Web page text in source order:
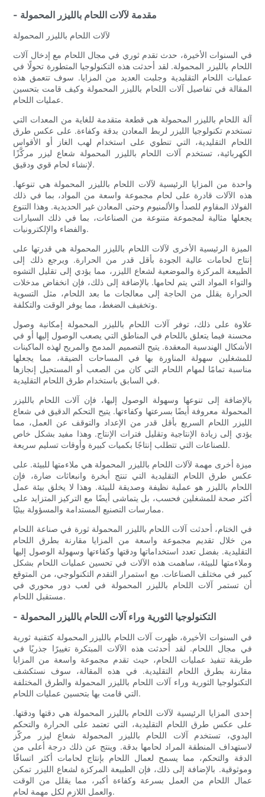
- مقدمة لآلات اللحام بالليزر المحمولة
لآلات اللحام بالليزر المحمولة
في السنوات الأخيرة، حدث تقدم ثوري في مجال اللحام مع إدخال آلات
اللحام بالليزر المحمولة. لقد أحدثت هذه التكنولوجيا المتطورة تحولًا في
عمليات اللحام التقليدية وجلبت العديد من المزايا. سوف تتعمق هذه
المقالة في تفاصيل آلات اللحام بالليزر المحمولة وكيف قامت بتحسين
عمليات اللحام.
آلة اللحام بالليزر المحمولة هي قطعة متقدمة للغاية من المعدات التي
تستخدم تكنولوجيا الليزر لربط المعادن بدقة وكفاءة. على عكس طرق
اللحام التقليدية، التي تنطوي على استخدام لهب الغاز أو الأقواس
الكهربائية، تستخدم آلات اللحام بالليزر المحمولة شعاع ليزر مركَّزًا
لإنشاء لحام قوي ودقيق.
واحدة من المزايا الرئيسية لآلات اللحام بالليزر المحمولة هي تنوعها.
هذه الآلات قادرة على لحام مجموعة واسعة من المواد، بما في ذلك
الفولاذ المقاوم للصدأ والألمنيوم وحتى المعادن غير الحديدية. وهذا التنوع
يجعلها مثالية لمجموعة متنوعة من الصناعات، بما في ذلك السيارات
والفضاء والإلكترونيات.
الميزة الرئيسية الأخرى لآلات اللحام بالليزر المحمولة هي قدرتها على
إنتاج لحامات عالية الجودة بأقل قدر من الحرارة. ويرجع ذلك إلى
الطبيعة المركزة والموضعية لشعاع الليزر، مما يؤدي إلى تقليل التشوه
والتواء المواد التي يتم لحامها. بالإضافة إلى ذلك، فإن انخفاض مدخلات
الحرارة يقلل من الحاجة إلى معالجات ما بعد اللحام، مثل التسوية
وتخفيف الضغط، مما يوفر الوقت والتكلفة.
علاوة على ذلك، توفر آلات اللحام بالليزر المحمولة إمكانية وصول
محسنة فيما يتعلق باللحام في المناطق التي يصعب الوصول إليها أو في
الأشكال الهندسية المعقدة. يتيح التصميم المدمج والمريح لهذه الماكينات
للمشغلين سهولة المناورة بها في المساحات الضيقة، مما يجعلها
مناسبة تمامًا لمهام اللحام التي كان من الصعب أو المستحيل إنجازها
في السابق باستخدام طرق اللحام التقليدية.
بالإضافة إلى تنوعها وسهولة الوصول إليها، فإن آلات اللحام بالليزر
المحمولة معروفة أيضًا بسرعتها وكفاءتها. يتيح التحكم الدقيق في شعاع
الليزر اللحام السريع بأقل قدر من الإعداد والتوقف عن العمل، مما
يؤدي إلى زيادة الإنتاجية وتقليل فترات الإنتاج. وهذا مفيد بشكل خاص
للصناعات التي تتطلب إنتاجًا بكميات كبيرة وأوقات تسليم سريعة.
ميزة أخرى مهمة لآلات اللحام بالليزر المحمولة هي ملاءمتها للبيئة. على
عكس طرق اللحام التقليدية التي تنتج أبخرة وانبعاثات ضارة، فإن
اللحام بالليزر هو عملية نظيفة وصديقة للبيئة. وهذا لا يخلق بيئة عمل
أكثر صحة للمشغلين فحسب، بل يتماشى أيضًا مع التركيز المتزايد على
ممارسات التصنيع المستدامة والمسؤولة بيئيًا.
في الختام، أحدثت آلات اللحام بالليزر المحمولة ثورة في صناعة اللحام
من خلال تقديم مجموعة واسعة من المزايا مقارنة بطرق اللحام
التقليدية. بفضل تعدد استخداماتها ودقتها وكفاءتها وسهولة الوصول إليها
وملاءمتها للبيئة، ساهمت هذه الآلات في تحسين عمليات اللحام بشكل
كبير في مختلف الصناعات. مع استمرار التقدم التكنولوجي، من المتوقع
أن تستمر آلات اللحام بالليزر المحمولة في لعب دور محوري في
مستقبل اللحام.
- التكنولوجيا الثورية وراء آلات اللحام بالليزر المحمولة
في السنوات الأخيرة، ظهرت آلات اللحام بالليزر المحمولة كتقنية ثورية
في مجال اللحام. لقد أحدثت هذه الآلات المبتكرة تغييرًا جذريًا في
طريقة تنفيذ عمليات اللحام، حيث تقدم مجموعة واسعة من المزايا
مقارنة بطرق اللحام التقليدية. في هذه المقالة، سوف نستكشف
التكنولوجيا الثورية وراء آلات اللحام بالليزر المحمولة والطرق المختلفة
التي قامت بها بتحسين عمليات اللحام.
إحدى المزايا الرئيسية لآلات اللحام بالليزر المحمولة هي دقتها ودقتها.
على عكس طرق اللحام التقليدية، التي تعتمد على الحرارة والتحكم
اليدوي، تستخدم آلات اللحام بالليزر المحمولة شعاع ليزر مركّز
لاستهداف المنطقة المراد لحامها بدقة. وينتج عن ذلك درجة أعلى من
الدقة والتحكم، مما يسمح لعمال اللحام بإنتاج لحامات أكثر اتساقًا
وموثوقية. بالإضافة إلى ذلك، فإن الطبيعة المركزة لشعاع الليزر تمكن
عمال اللحام من العمل بسرعة وكفاءة أكبر، مما يقلل من الوقت
والعمل اللازم لكل مهمة لحام.